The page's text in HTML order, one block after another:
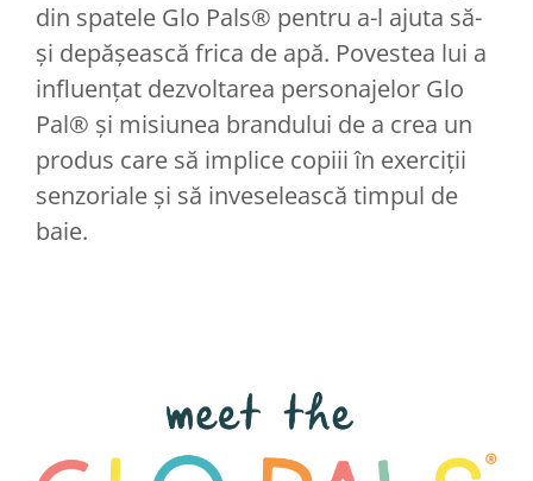
din spatele Glo Pals® pentru a-l ajuta să-
și depășească frica de apă. Povestea lui a
influențat dezvoltarea personajelor Glo
Pal® și misiunea brandului de a crea un
produs care să implice copiii în exerciții
senzoriale și să inveselească timpul de
baie.